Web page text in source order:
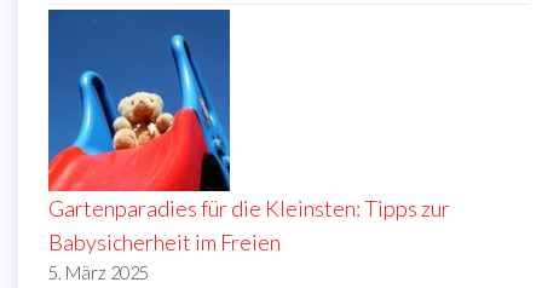
Gartenparadies für die Kleinsten: Tipps zur
Babysicherheit im Freien
5. März 2025